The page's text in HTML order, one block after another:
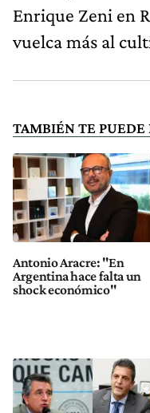
Enrique Zeni en
vuelca más al
TAMBIÉN TE PUEDE
Antonio Aracre: "En
Argentina hace falta un
shock económico"